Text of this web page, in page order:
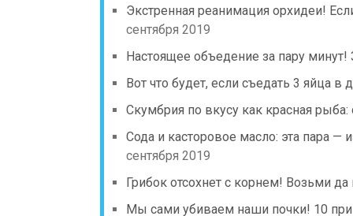
Экстренная реанимация орхидеи!
сентября 2019
Настоящее объедение за пару
Вот что будет, если съедать 3 яйца в
Скумбрия по вкусу как красная
Сода и касторовое масло: эта пара —
сентября 2019
Грибок отсохнет с корнем! Возьми
Мы сами убиваем наши почки! 10